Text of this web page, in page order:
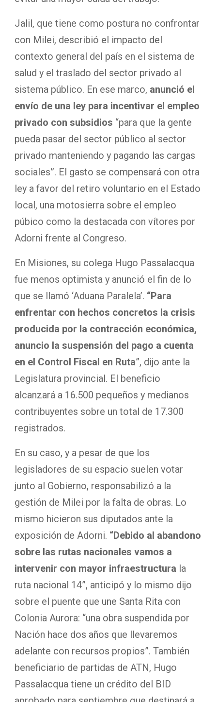
Jalil, que tiene como postura no confrontar
con Milei, describió el impacto del
contexto general del país en el sistema de
salud y el traslado del sector privado al
sistema público. En ese marco, anunció el
envío de una ley para incentivar el empleo
privado con subsidios “para que la gente
pueda pasar del sector público al sector
privado manteniendo y pagando las cargas
sociales”. El gasto se compensará con otra
ley a favor del retiro voluntario en el Estado
local, una motosierra sobre el empleo
púbico como la destacada con vítores por
Adorni frente al Congreso.
En Misiones, su colega Hugo Passalacqua
fue menos optimista y anunció el fin de lo
que se llamó ‘Aduana Paralela’. “Para
enfrentar con hechos concretos la crisis
producida por la contracción económica,
anuncio la suspensión del pago a cuenta
en el Control Fiscal en Ruta”, dijo ante la
Legislatura provincial. El beneficio
alcanzará a 16.500 pequeños y medianos
contribuyentes sobre un total de 17.300
registrados.
En su caso, y a pesar de que los
legisladores de su espacio suelen votar
junto al Gobierno, responsabilizó a la
gestión de Milei por la falta de obras. Lo
mismo hicieron sus diputados ante la
exposición de Adorni. “Debido al abandono
sobre las rutas nacionales vamos a
intervenir con mayor infraestructura la
ruta nacional 14”, anticipó y lo mismo dijo
sobre el puente que une Santa Rita con
Colonia Aurora: “una obra suspendida por
Nación hace dos años que llevaremos
adelante con recursos propios”. También
beneficiario de partidas de ATN, Hugo
Passalacqua tiene un crédito del BID